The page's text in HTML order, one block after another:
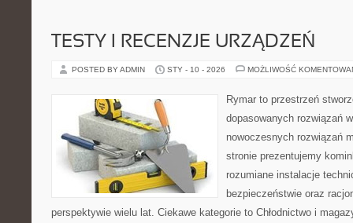
TESTY I RECENZJE URZĄDZEŃ
POSTED BY ADMIN STY - 10 - 2026 MOŻLIWOŚĆ
Rymar to przestrzeń
dopasowanych rozwiązań
nowoczesnych rozwiązań
stronie prezentujemy
rozumiane instalacje
bezpieczeństwie oraz
perspektywie wielu lat. Ciekawe kategorie to Chłodnictwo i